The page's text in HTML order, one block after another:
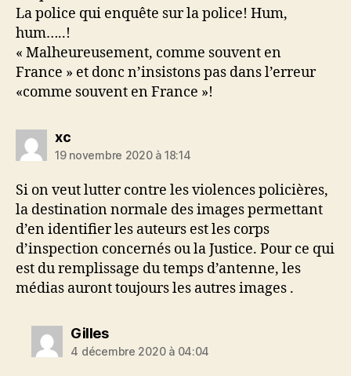
La police qui enquête sur la police! Hum,
hum…..!
« Malheureusement, comme souvent en
France » et donc n’insistons pas dans l’erreur
«comme souvent en France »!
xcdit :
19 novembre 2020 à 18:14
Si on veut lutter contre les violences policières,
la destination normale des images permettant
d’en identifier les auteurs est les corps
d’inspection concernés ou la Justice. Pour ce qui
est du remplissage du temps d’antenne, les
médias auront toujours les autres images .
Gillesdit :
4 décembre 2020 à 04:04